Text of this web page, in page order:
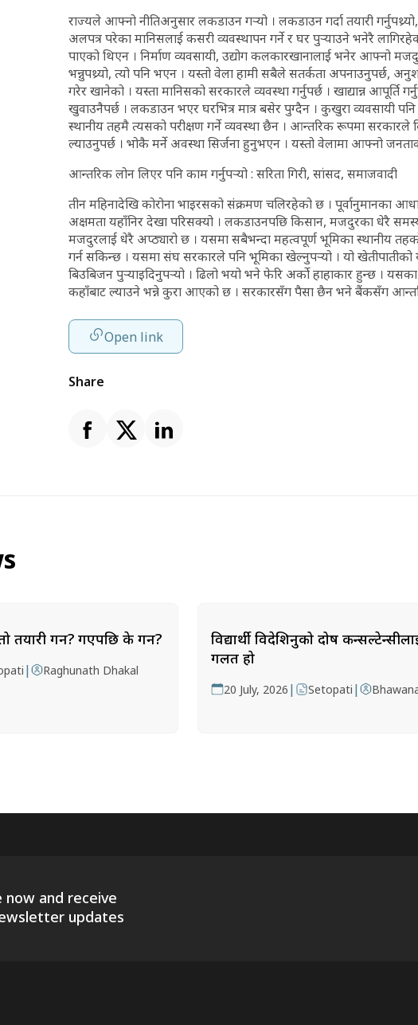
राज्यले आफ्नो नीतिअनुसार लकडाउन गर्‍यो । लकडाउन गर्दा तयारी गर्नुपथ्र्यो,
अलपत्र परेका मानिसलाई कसरी व्यवस्थापन गर्ने र घर पुर्‍याउने भनेरै
पाएको थिएन । निर्माण व्यवसायी, उद्योग कलकारखानालाई भनेर आफ्नो
भन्नुपथ्र्यो, त्यो पनि भएन । यस्तो वेला हामी सबैले सतर्कता अपनाउनुपर्छ,
गरेर खानेको । यस्ता मानिसको सरकारले व्यवस्था गर्नुपर्छ । खाद्यान्न आपूर्ति
खुवाउनैपर्छ । लकडाउन भएर घरभित्र मात्र बसेर पुग्दैन । कुखुरा व्यवसायी
स्थानीय तहमै त्यसको परीक्षण गर्ने व्यवस्था छैन । आन्तरिक रूपमा
ल्याउनुपर्छ । भोकै मर्ने अवस्था सिर्जना हुनुभएन । यस्तो वेलामा आफ्नो
आन्तरिक लोन लिएर पनि काम गर्नुपर्‍यो : सरिता गिरी, सांसद, समाजवादी
तीन महिनादेखि कोरोना भाइरसको संक्रमण चलिरहेको छ । पूर्वानुमानका
अक्षमता यहाँनिर देखा परिसक्यो । लकडाउनपछि किसान, मजदुरका धेरै
मजदुरलाई धेरै अप्ठ्यारो छ । यसमा सबैभन्दा महत्वपूर्ण भूमिका स्थानीय
गर्न सकिन्छ । यसमा संघ सरकारले पनि भूमिका खेल्नुपर्‍यो । यो खेतीपातीको
बिउबिजन पुर्‍याइदिनुपर्‍यो । ढिलो भयो भने फेरि अर्को हाहाकार हुन्छ ।
कहाँबाट ल्याउने भन्ने कुरा आएको छ । सरकारसँग पैसा छैन भने बैंकसँग
Open link
Share
तयारी गर्ने? गएपछि के गर्ने?
| Raghunath Dhakal
विद्यार्थी विदेशिनुको दोष
गलत हो
20 July, 2026 | Setopati |
now and receive
updates